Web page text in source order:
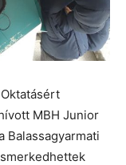
MBH Junior
Balassagyarmati